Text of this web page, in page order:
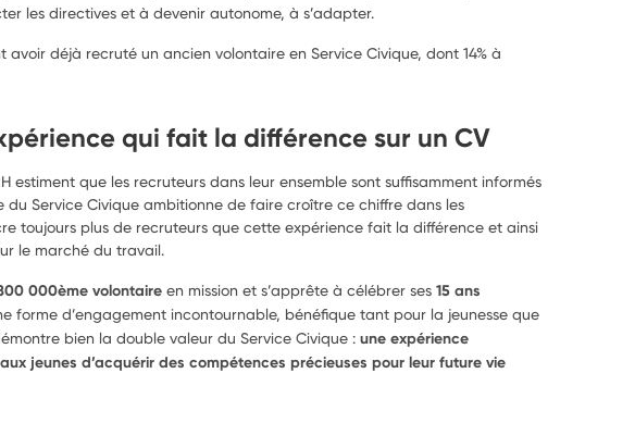
les directives et à devenir autonome, à s’adapter.
avoir déjà recruté un ancien volontaire en Service Civique, dont 14% à
qui fait la différence sur un CV
estiment que les recruteurs dans leur ensemble sont suffisamment informés
du Service Civique ambitionne de faire croître ce chiffre dans les
toujours plus de recruteurs que cette expérience fait la différence et ainsi
le marché du travail.
000ème volontaire en mission et s’apprête à célébrer ses 15 ans
forme d’engagement incontournable, bénéfique tant pour la jeunesse que
bien la double valeur du Service Civique : une expérience
jeunes d’acquérir des compétences précieuses pour leur future vie